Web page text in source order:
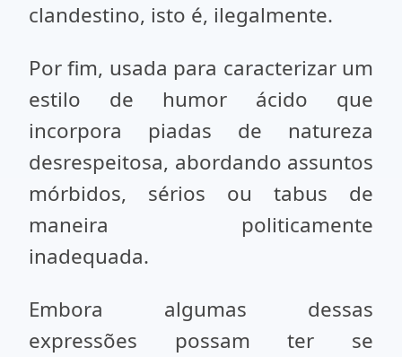
clandestino, isto é, ilegalmente.
Por fim, usada para caracterizar um
estilo de humor ácido que
incorpora piadas de natureza
desrespeitosa, abordando assuntos
mórbidos, sérios ou tabus de
maneira politicamente
inadequada.
Embora algumas dessas
expressões possam ter se